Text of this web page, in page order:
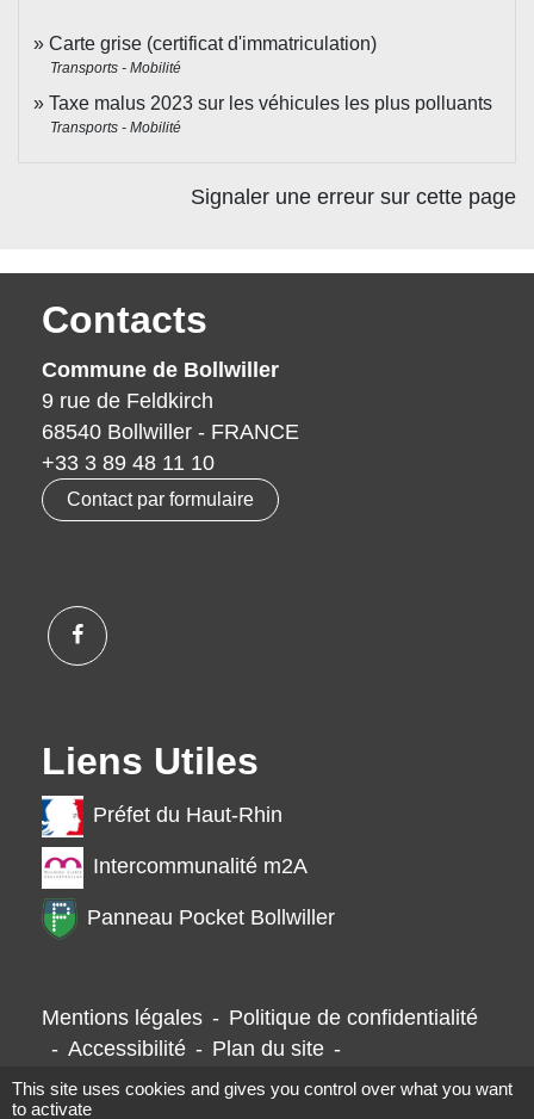
Carte grise (certificat d'immatriculation)
Transports - Mobilité
Taxe malus 2023 sur les véhicules les plus polluants
Transports - Mobilité
Signaler une erreur sur cette page
Contacts
Commune de Bollwiller
9 rue de Feldkirch
68540 Bollwiller - FRANCE
+33 3 89 48 11 10
Contact par formulaire
Liens Utiles
Préfet du Haut-Rhin
Intercommunalité m2A
Panneau Pocket Bollwiller
Mentions légales - Politique de confidentialité
- Accessibilité - Plan du site -
Gestion des cookies
This site uses cookies and gives you control over what you want
to activate